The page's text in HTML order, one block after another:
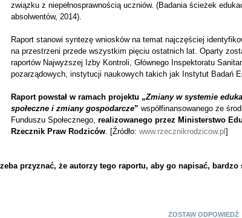
związku z niepełnosprawnością uczniów. (Badania ścieżek
absolwentów, 2014).
Raport stanowi syntezę wniosków na temat najczęściej
na przestrzeni przede wszystkim pięciu ostatnich lat. Oparty
raportów Najwyższej Izby Kontroli, Głównego Inspektoratu
pozarządowych, instytucji naukowych takich jak Instytut Badań
Raport powstał w ramach projektu „Zmiany w systemie
społeczne i zmiany gospodarcze” współfinansowanego ze
Funduszu Społecznego, realizowanego przez Ministerstwo
Rzecznik Praw Rodziców. [Źródło: www.rzecznikrodzicow.pl ]
przyznać, że autorzy tego raportu, aby go napisać,
ZOSTAW ODPOWIEDŹ